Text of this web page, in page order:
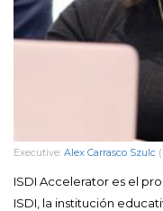
Executive: Alex Carrasco Szulc
ISDI Accelerator es el
ISDI, la institución